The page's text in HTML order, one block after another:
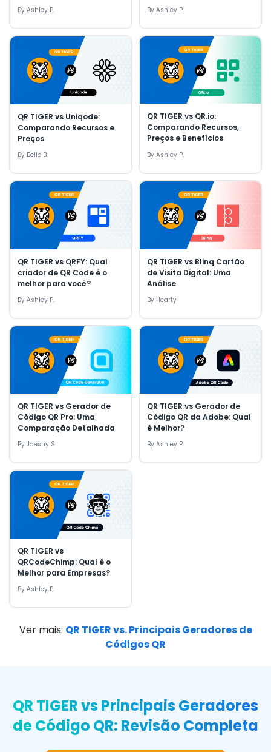
By Ashley P. By Ashley P.
QR TIGER vs Uniqode:
Comparando Recursos e
Preços
By Belle B.
QR TIGER vs QR.io:
Comparando Recursos,
Preços e Benefícios
By Ashley P.
QR TIGER vs QRFY: Qual
criador de QR Code é o
melhor para você?
By Ashley P.
QR TIGER vs Blinq Cartão
de Visita Digital: Uma
Análise
By Hearty
QR TIGER vs Gerador de
Código QR Pro: Uma
Comparação Detalhada
By Jaesny S.
QR TIGER vs Gerador de
Código QR da Adobe: Qual
é Melhor?
By Ashley P.
QR TIGER vs
QRCodeChimp: Qual é o
Melhor para Empresas?
By Ashley P.
Ver mais: QR TIGER vs. Principais Geradores de
Códigos QR
QR TIGER vs Principais Geradores
de Código QR: Revisão Completa